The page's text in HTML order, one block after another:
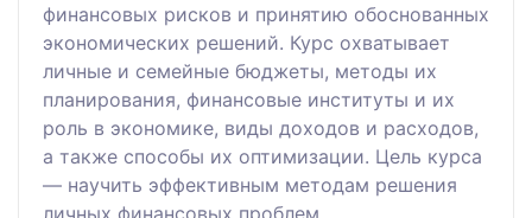
финансовых рисков и принятию обоснованных
экономических решений. Курс охватывает
личные и семейные бюджеты, методы их
планирования, финансовые институты и их
роль в экономике, виды доходов и расходов,
а также способы их оптимизации. Цель курса
— научить эффективным методам решения
личных финансовых проблем.